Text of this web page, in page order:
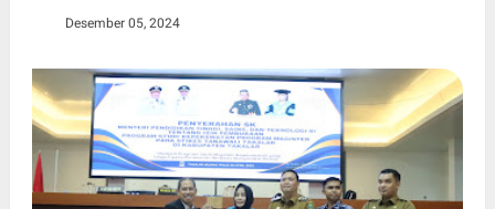
Desember 05, 2024